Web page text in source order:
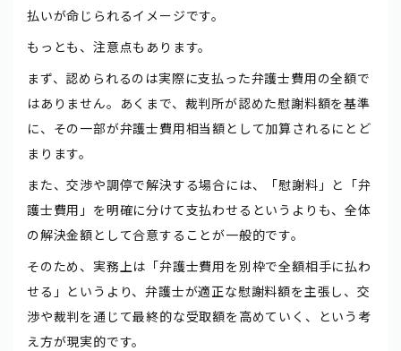
払いが命じられるイメージです。
もっとも、注意点もあります。
まず、認められるのは実際に支払った弁護士費用の全額で
はありません。あくまで、裁判所が認めた慰謝料額を基準
に、その一部が弁護士費用相当額として加算されるにとど
まります。
また、交渉や調停で解決する場合には、「慰謝料」と「弁
護士費用」を明確に分けて支払わせるというよりも、全体
の解決金額として合意することが一般的です。
そのため、実務上は「弁護士費用を別枠で全額相手に払わ
せる」というより、弁護士が適正な慰謝料額を主張し、交
渉や裁判を通じて最終的な受取額を高めていく、という考
え方が現実的です。